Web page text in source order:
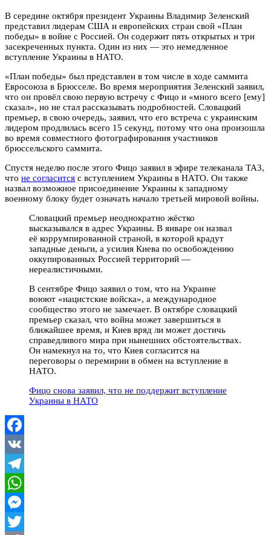
В середине октября президент Украины Владимир Зеленский
представил лидерам США и европейских стран свой «План
победы» в войне с Россией. Он содержит пять открытых и три
засекреченных пункта. Один из них — это немедленное
вступление Украины в НАТО.
«План победы» был представлен в том числе в ходе саммита
Евросоюза в Брюсселе. Во время мероприятия Зеленский заявил,
что он провёл свою первую встречу с Фицо и «много всего [ему]
сказал», но не стал рассказывать подробностей. Словацкий
премьер, в свою очередь, заявил, что его встреча с украинским
лидером продлилась всего 15 секунд, потому что она произошла
во время совместного фотографирования участников
брюссельского саммита.
Спустя неделю после этого Фицо заявил в эфире телеканала TA3,
что не согласится с вступлением Украины в НАТО. Он также
назвал возможное присоединение Украины к западному
военному блоку будет означать начало третьей мировой войны.
Словацкий премьер неоднократно жёстко
высказывался в адрес Украины. В январе он назвал
её коррумпированной страной, в которой крадут
западные деньги, а усилия Киева по освобождению
оккупированных Россией территорий —
нереалистичными.
В сентябре Фицо заявил о том, что на Украине
воюют «нацистские войска», а международное
сообщество этого не замечает. В октябре словацкий
премьер сказал, что война может завершиться в
ближайшее время, и Киев вряд ли может достичь
справедливого мира при нынешних обстоятельствах.
Он намекнул на то, что Киев согласится на
переговоры о перемирии в обмен на вступление в
НАТО.
Фицо снова заявил, что не поддержит вступление
Украины в НАТО
Facebook
VK
Telegram
WhatsApp
Messenger